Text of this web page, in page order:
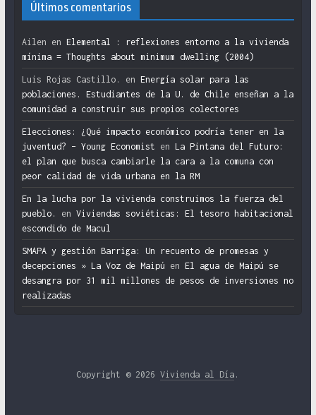
Últimos comentarios
Ailen en Elemental : reflexiones entorno a la vivienda
mínima = Thoughts about minimum dwelling (2004)
Luis Rojas Castillo. en Energía solar para las
poblaciones. Estudiantes de la U. de Chile enseñan a la
comunidad a construir sus propios colectores
Elecciones: ¿Qué impacto económico podría tener en la
juventud? – Young Economist en La Pintana del Futuro:
el plan que busca cambiarle la cara a la comuna con
peor calidad de vida urbana en la RM
En la lucha por la vivienda construimos la fuerza del
pueblo.
en Viviendas soviéticas: El tesoro habitacional
escondido de Macul
SMAPA y gestión Barriga: Un recuento de promesas y
decepciones » La Voz de Maipú en El agua de Maipú se
desangra por 31 mil millones de pesos de inversiones no
realizadas
Copyright © 2026Vivienda al Día .